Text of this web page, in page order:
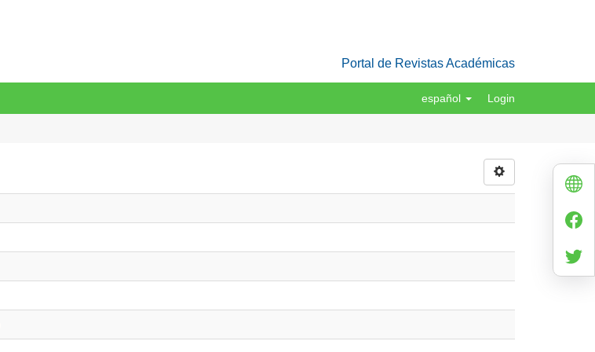
Portal de Revistas Académicas
español Login